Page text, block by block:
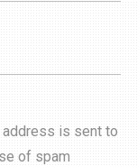
address is sent to
of spam